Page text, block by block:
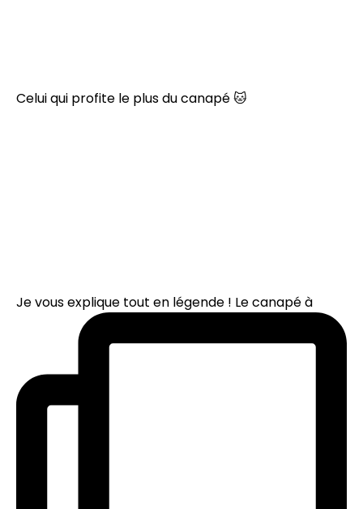
Celui qui profite le plus du canapé 🐱
Je vous explique tout en légende ! Le canapé à